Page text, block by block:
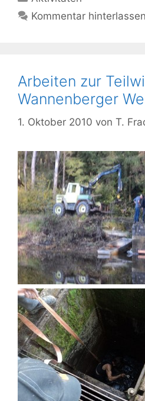
Kommentar hinterlassen
Arbeiten zur
Wannenberger
1. Oktober 2010 von T.